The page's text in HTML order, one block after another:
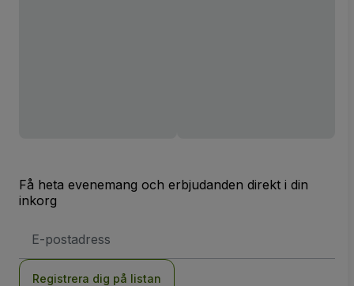
Få heta evenemang och erbjudanden direkt i din
inkorg
postadress
Registrera dig på listan